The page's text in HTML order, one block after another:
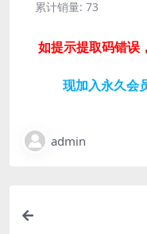
累计销量: 73
如提示提取码错误
现加入永久会
admin